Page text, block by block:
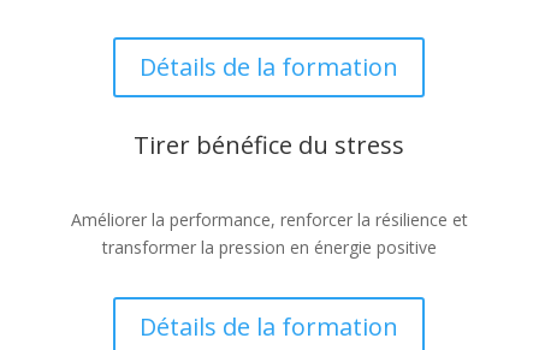
Détails de la formation
Tirer bénéfice du stress
Améliorer la performance, renforcer la résilience et
transformer la pression en énergie positive
Détails de la formation